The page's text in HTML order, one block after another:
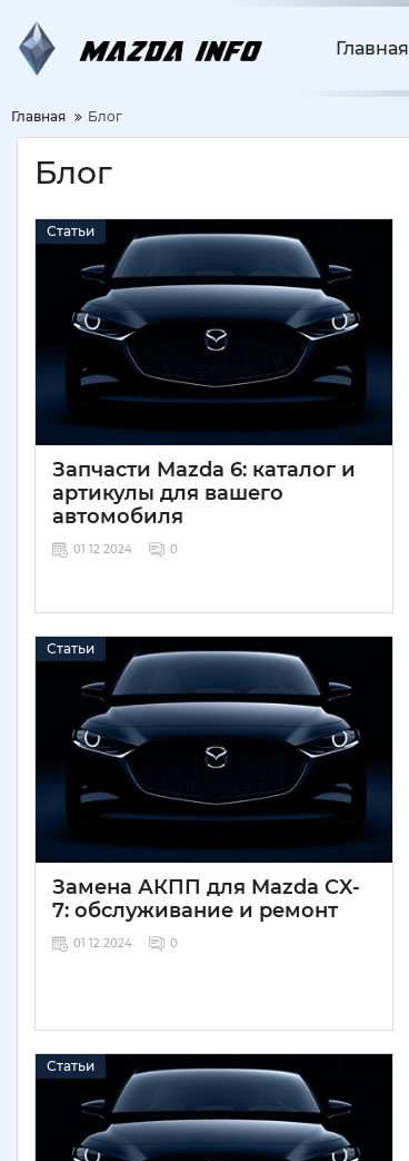
Главная
Главная Блог
Блог
Статьи
Запчасти Mazda 6: каталог и
артикулы для вашего
автомобиля
01 12 2024 0
Статьи
Замена АКПП для Mazda CX-
7: обслуживание и ремонт
01 12 2024 0
Статьи